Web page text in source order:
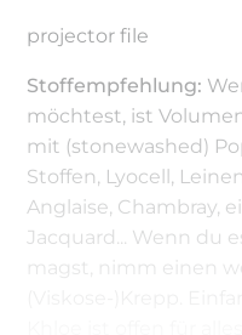
projector file
Stoffempfehlung:
möchtest, ist
mit (stonewashed)
Stoffen, Lyocell,
Anglaise, Chambray,
Jacquard... Wenn du
magst, nimm einen